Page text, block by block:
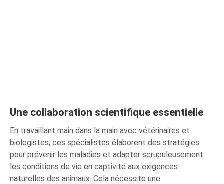
Une collaboration scientifique essentielle
En travaillant main dans la main avec vétérinaires et
biologistes, ces spécialistes élaborent des stratégies
pour prévenir les maladies et adapter scrupuleusement
les conditions de vie en captivité aux exigences
naturelles des animaux. Cela nécessite une